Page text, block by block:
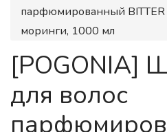
парфюмированный BITTER
моринги, 1000 мл
[POGONIA]
для волос